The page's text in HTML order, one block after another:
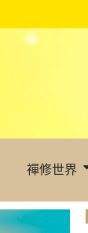
禪修世界